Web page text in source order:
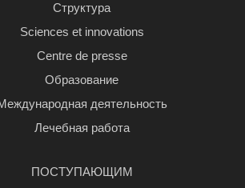
Структура
Sciences et innovations
Centre de presse
Образование
деятельность
Лечебная работа
ПОСТУПАЮЩИМ